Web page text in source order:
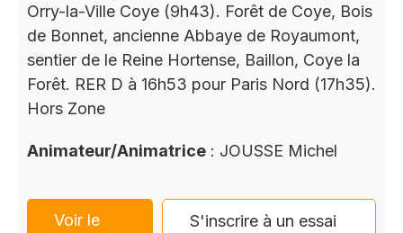
Orry-la-Ville Coye (9h43). Forêt de Coye, Bois
de Bonnet, ancienne Abbaye de Royaumont,
sentier de le Reine Hortense, Baillon, Coye la
Forêt. RER D à 16h53 pour Paris Nord (17h35).
Hors Zone
Animateur/Animatrice : JOUSSE Michel
Voir le
S'inscrire à un essai